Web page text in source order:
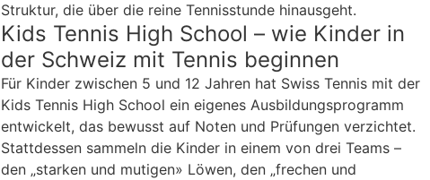
Struktur, die über die reine Tennisstunde hinausgeht.
Kids Tennis High School – wie Kinder in
der Schweiz mit Tennis beginnen
Für Kinder zwischen 5 und 12 Jahren hat Swiss Tennis mit der
Kids Tennis High School ein eigenes Ausbildungsprogramm
entwickelt, das bewusst auf Noten und Prüfungen verzichtet.
Stattdessen sammeln die Kinder in einem von drei Teams –
den „starken und mutigen» Löwen, den „frechen und